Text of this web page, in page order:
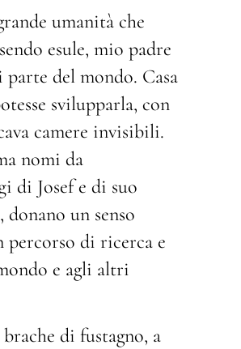
umanità che
esule, mio padre
del mondo. Casa
svilupparla, con
camere invisibili.
nomi da
di Josef e di suo
un senso
percorso di ricerca e
e agli altri
di fustagno, a